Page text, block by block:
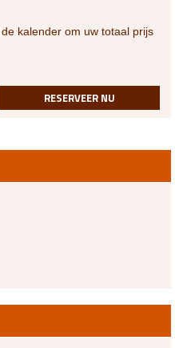
kalender om uw totaal prijs
RESERVEER NU